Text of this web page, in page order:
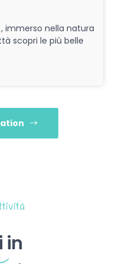
immerso nella natura
scopri le più belle
in